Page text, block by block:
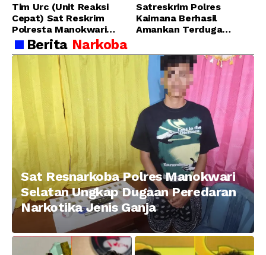
Tim Urc (Unit Reaksi
Cepat) Sat Reskrim
Polresta Manokwari
Berhasil Tangkap 2
Pelaku Pengeroyokan di
Taman Ria kab.
Manokwari
Satreskrim Polres
Kaimana Berhasil
Amankan Terduga
Menggunakan Senjata
Tajam
Berita Narkoba
Sat Resnarkoba Polres Manokwari
Selatan Ungkap Dugaan Peredaran
Narkotika Jenis Ganja